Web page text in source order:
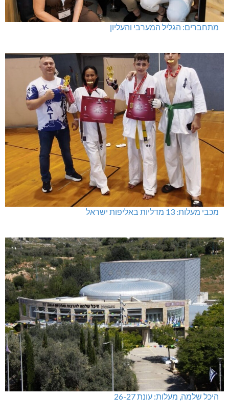
מתחברים: הגליל המערבי והעליון
מכבי מעלות: 13 מדליות באליפות ישראל
היכל שלמה, מעלות: עונת 26-27